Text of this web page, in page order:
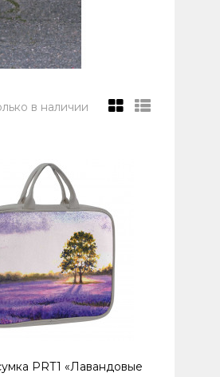
в наличии
работает в
PRT1 «Лавандовые